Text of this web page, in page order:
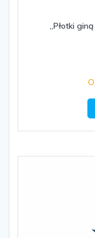
„Płotki